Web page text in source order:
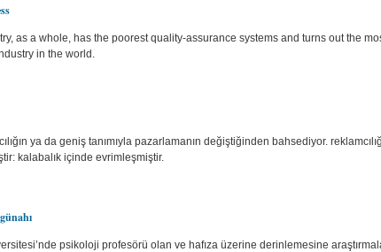
as a whole, has the poorest quality-assurance systems and turns out the
in the world.
ya da geniş tanımıyla pazarlamanın değiştiğinden bahsediyor.
kalabalık içinde evrimleşmiştir.
psikoloji profesörü olan ve hafıza üzerine derinlemesine